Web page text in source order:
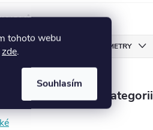
tohoto webu
zde.
Souhlasím
:
VŠECHNY PARAMETRY
naleznete v této kategorii